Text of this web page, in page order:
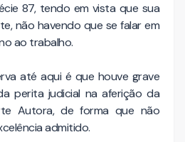
87, tendo em vista que sua
não havendo que se falar em
ao trabalho.
até aqui é que houve grave
perita judicial na aferição da
Autora, de forma que não
admitido.